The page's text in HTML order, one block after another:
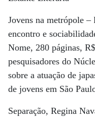
Jovens na metrópole
encontro e
Nome, 280 páginas,
pesquisadores do
sobre a atuação de
de jovens em São
Separação, Regina